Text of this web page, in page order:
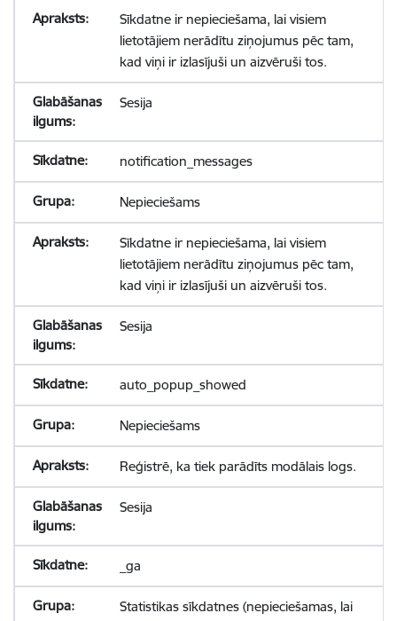
Sīkdatne ir nepieciešama, lai visiem
lietotājiem nerādītu ziņojumus pēc tam,
kad viņi ir izlasījuši un aizvēruši tos.
Sesija
notification_messages
Nepieciešams
Sīkdatne ir nepieciešama, lai visiem
lietotājiem nerādītu ziņojumus pēc tam,
kad viņi ir izlasījuši un aizvēruši tos.
Sesija
auto_popup_showed
Nepieciešams
Reģistrē, ka tiek parādīts modālais logs.
Sesija
_ga
Statistikas sīkdatnes (nepieciešamas, lai